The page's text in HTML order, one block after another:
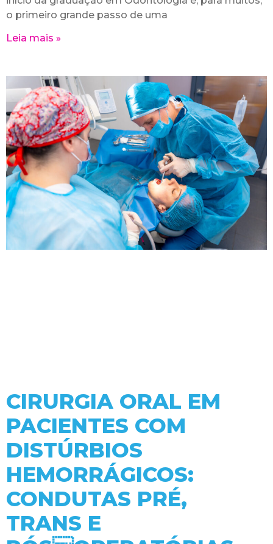
o primeiro grande passo de uma
Leia mais »
CIRURGIA ORAL EM
PACIENTES COM
DISTÚRBIOS
HEMORRÁGICOS:
CONDUTAS PRÉ,
TRANS E